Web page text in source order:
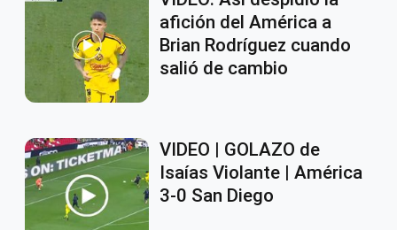
afición del América a
Brian Rodríguez cuando
salió de cambio
VIDEO | GOLAZO de
Isaías Violante | América
3-0 San Diego